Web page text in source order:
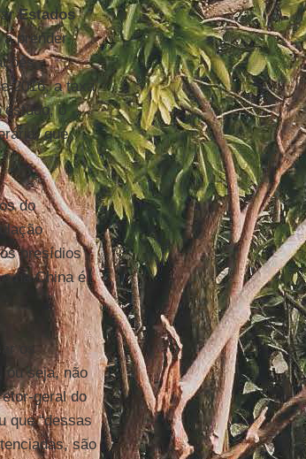
Estados
prender
2016, a taxa
estudo, o
que
do
presídios
na China é
os
ou seja, não
geral do
que “dessas
são